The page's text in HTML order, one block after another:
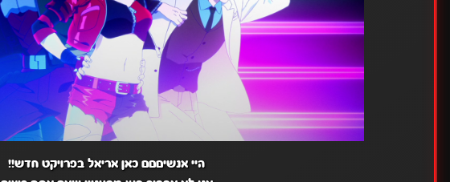
היי אנשיםםם כאן אריאל בפרויקט חדש!!